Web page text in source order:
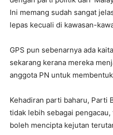
Ini memang sudah sangat
lepas kecuali di kawasan-
GPS pun sebenarnya ada
sekarang kerana mereka
anggota PN untuk
Kehadiran parti baharu, Parti
tidak lebih sebagai
boleh mencipta kejutan